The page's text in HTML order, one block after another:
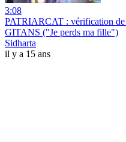
3:08
PATRIARCAT : vérification
GITANS ("Je perds ma fille")
Sidharta
il y a 15 ans